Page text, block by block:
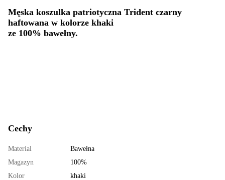
Męska koszulka patriotyczna Trident czarny
haftowana w kolorze khaki
ze 100% bawełny.
Cechy
Material
Bawełna
Magazyn
100%
Kolor
khaki